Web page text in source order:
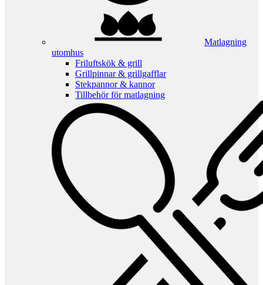
Matlagning
utomhus
Friluftskök & grill
Grillpinnar & grillgafflar
Stekpannor & kannor
Tillbehör för matlagning